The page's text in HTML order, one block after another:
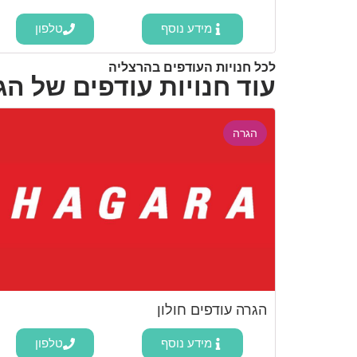
מידע נוסף טלפון
לכל חנויות העודפים בהרצליה
עוד חנויות עודפים של
הגרה
הגרה עודפים חולון
מידע נוסף טלפון